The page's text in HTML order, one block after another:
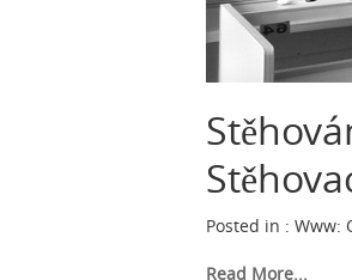
Posted in : Www:
Read More...